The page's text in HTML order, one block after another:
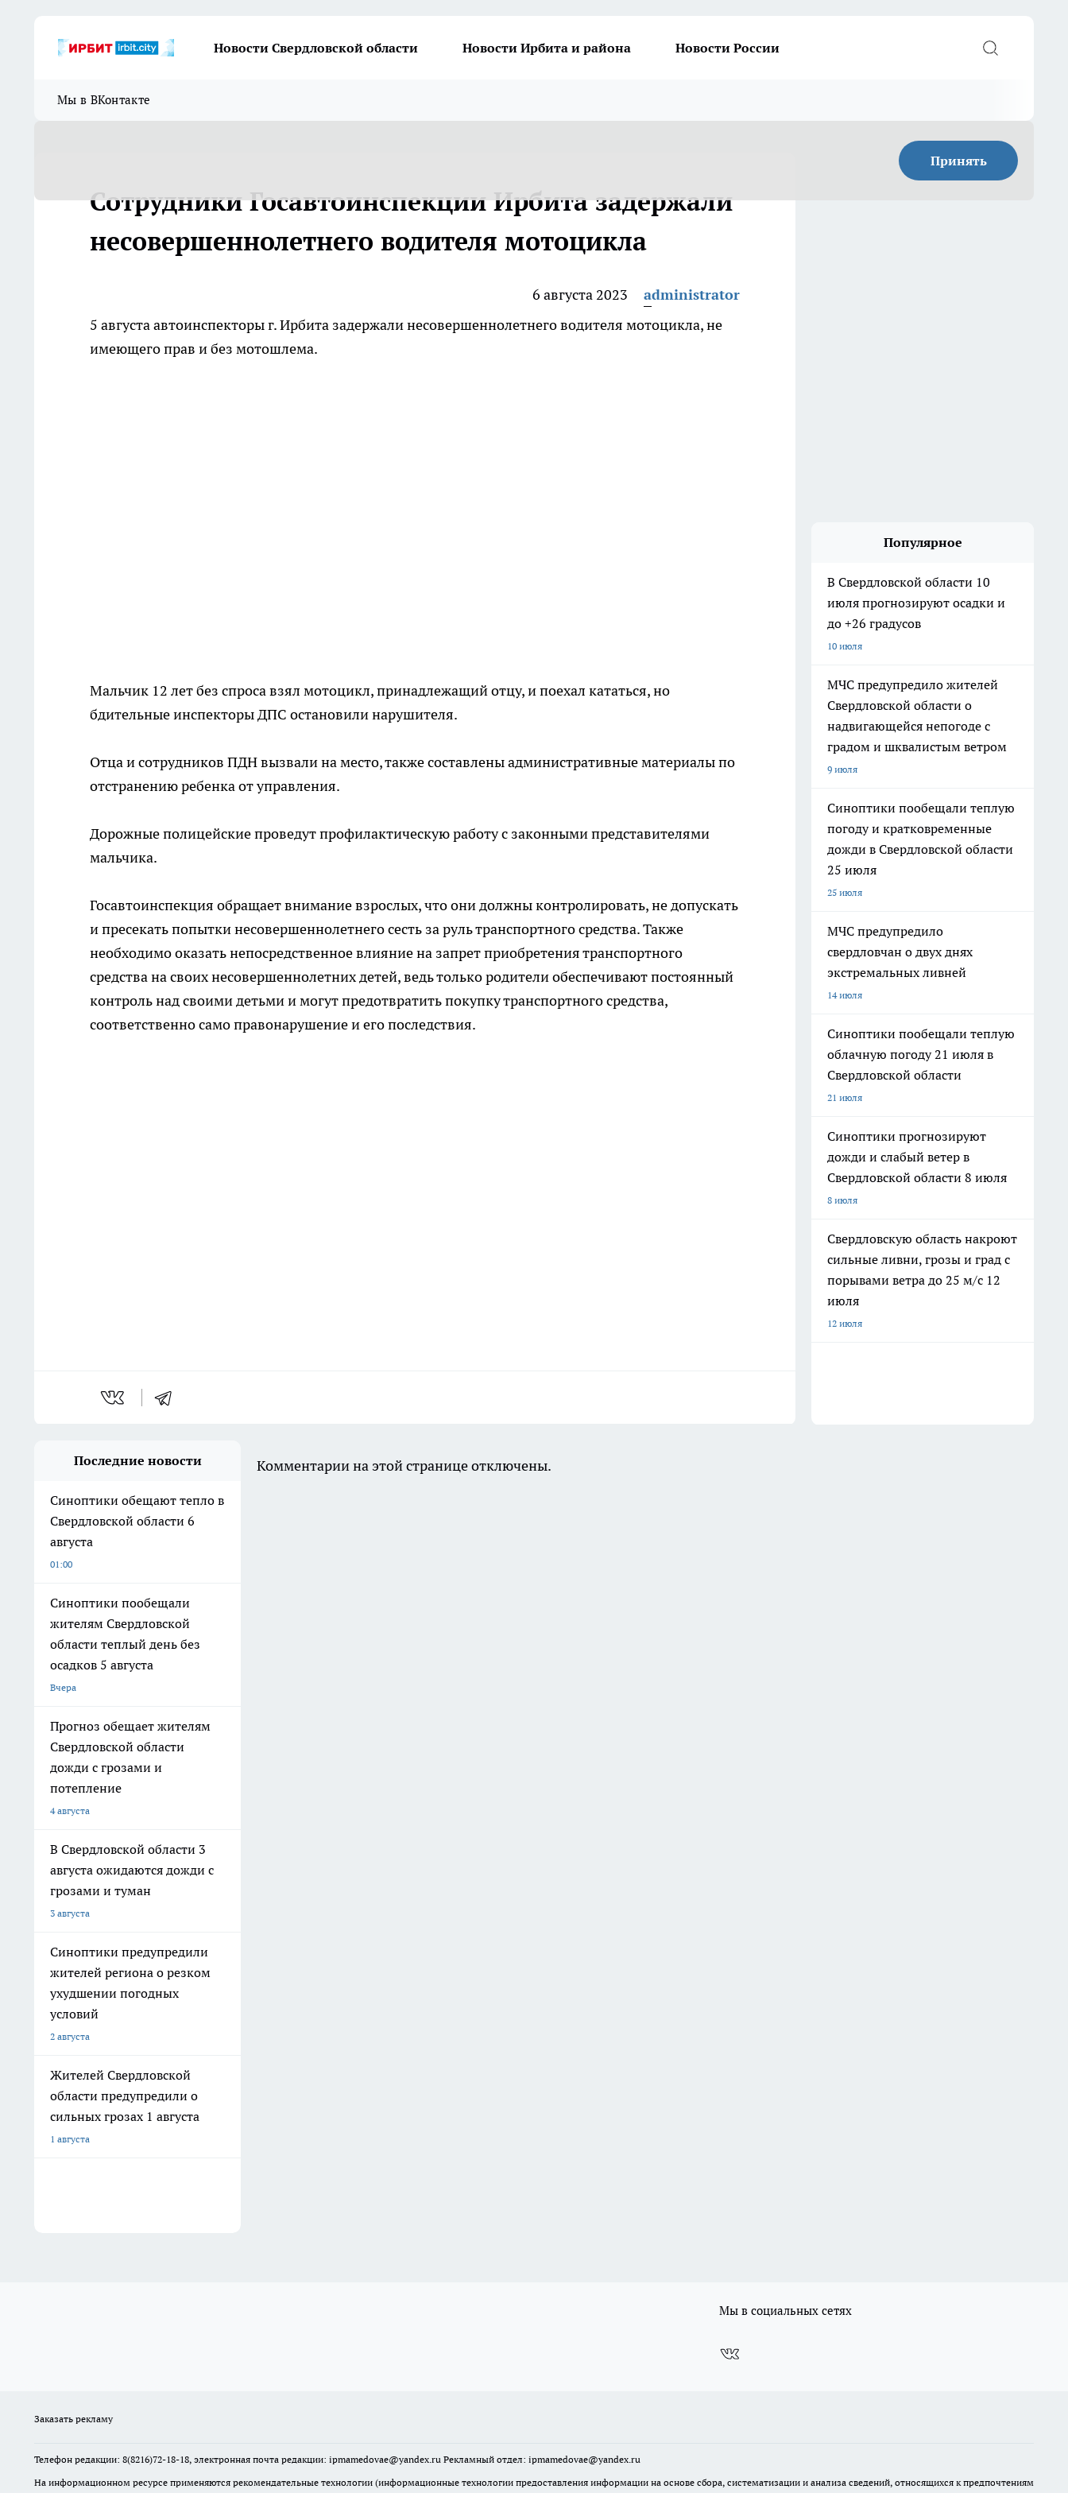
Новости Свердловской области Новости Ирбита и района Новости России
Мы в ВКонтакте
Принять
Сотрудники Госавтоинспекции Ирбита задержали
несовершеннолетнего водителя мотоцикла
6 августа 2023
administrator
5 августа автоинспекторы г. Ирбита задержали несовершеннолетнего водителя мотоцикла, не
имеющего прав и без мотошлема.
Мальчик 12 лет без спроса взял мотоцикл, принадлежащий отцу, и поехал кататься, но
бдительные инспекторы ДПС остановили нарушителя.
Отца и сотрудников ПДН вызвали на место, также составлены административные материалы по
отстранению ребенка от управления.
Дорожные полицейские проведут профилактическую работу с законными представителями
мальчика.
Госавтоинспекция обращает внимание взрослых, что они должны контролировать, не допускать
и пресекать попытки несовершеннолетнего сесть за руль транспортного средства. Также
необходимо оказать непосредственное влияние на запрет приобретения транспортного
средства на своих несовершеннолетних детей, ведь только родители обеспечивают постоянный
контроль над своими детьми и могут предотвратить покупку транспортного средства,
соответственно само правонарушение и его последствия.
Популярное
В Свердловской области 10
июля прогнозируют осадки и
до +26 градусов
10 июля
МЧС предупредило жителей
Свердловской области о
надвигающейся непогоде с
градом и шквалистым ветром
9 июля
Синоптики пообещали теплую
погоду и кратковременные
дожди в Свердловской области
25 июля
25 июля
МЧС предупредило
свердловчан о двух днях
экстремальных ливней
14 июля
Синоптики пообещали теплую
облачную погоду 21 июля в
Свердловской области
21 июля
Синоптики прогнозируют
дожди и слабый ветер в
Свердловской области 8 июля
8 июля
Свердловскую область накроют
сильные ливни, грозы и град с
порывами ветра до 25 м/с 12
июля
12 июля
Последние новости
Синоптики обещают тепло в
Свердловской области 6
августа
01:00
Синоптики пообещали
жителям Свердловской
области теплый день без
осадков 5 августа
Вчера
Прогноз обещает жителям
Свердловской области
дожди с грозами и
потепление
4 августа
В Свердловской области 3
августа ожидаются дожди с
грозами и туман
3 августа
Синоптики предупредили
жителей региона о резком
ухудшении погодных
условий
2 августа
Жителей Свердловской
области предупредили о
сильных грозах 1 августа
1 августа
Комментарии на этой странице отключены.
Мы в социальных сетях
Заказать рекламу
Телефон редакции: 8(8216)72-18-18, электронная почта редакции: ipmamedovae@yandex.ru Рекламный отдел: ipmamedovae@yandex.ru
На информационном ресурсе применяются рекомендательные технологии (информационные технологии предоставления информации на основе сбора, систематизации и анализа сведений, относящихся к предпочтениям